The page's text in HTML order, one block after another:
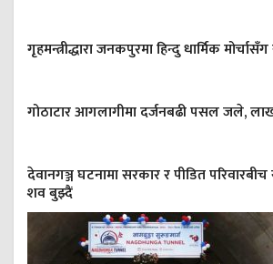
गृहमन्त्रीद्धारा जनकपुरमा हिन्दु धार्मिक
गोठाटार आगलागीमा दर्जनबढी पसल जले,
देवानगञ्ज घटनामा सरकार र पीडित
शव बुझ्दैं